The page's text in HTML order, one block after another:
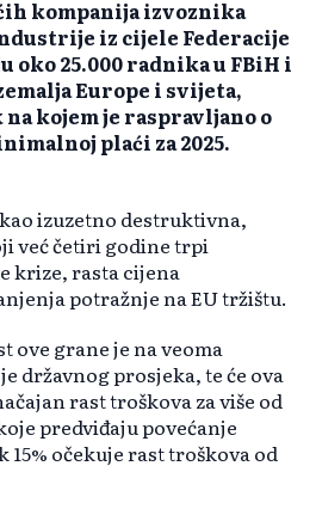
kompanija izvoznika
iz cijele Federacije
oko 25.000 radnika u FBiH i
Europe i svijeta,
kojem je raspravljano o
plaći za 2025.
izuzetno destruktivna,
već četiri godine trpi
krize, rasta cijena
potražnje na EU tržištu.
grane je na veoma
državnog prosjeka, te će ova
rast troškova za više od
predviđaju povećanje
15% očekuje rast troškova od